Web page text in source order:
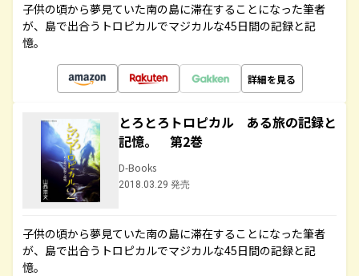
子供の頃から夢見ていた南の島に滞在することになった筆者
が、島で出合うトロピカルでマジカルな45日間の記録と記
憶。
詳細を見る
とろとろトロピカル ある旅の記録と
記憶。 第2巻
D-Books
2018.03.29 発売
子供の頃から夢見ていた南の島に滞在することになった筆者
が、島で出合うトロピカルでマジカルな45日間の記録と記
憶。